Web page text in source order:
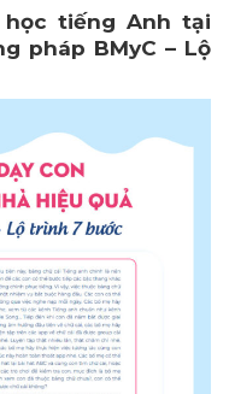
tiếng Anh tại
pháp BMyC – Lộ